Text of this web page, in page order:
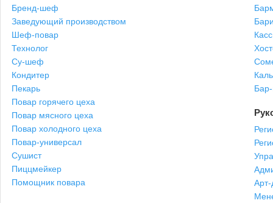
Бренд-шеф
Заведующий производством
Шеф-повар
Технолог
Су-шеф
Кондитер
Пекарь
Повар горячего цеха
Повар мясного цеха
Повар холодного цеха
Повар-универсал
Сушист
Пиццмейкер
Помощник повара
Арт-